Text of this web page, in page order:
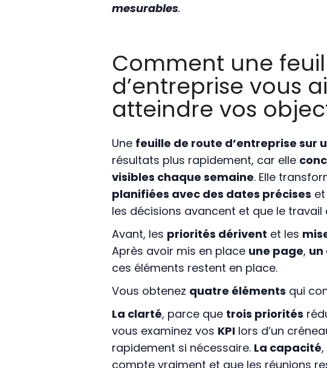
mesurables.
Comment une
d’entreprise vous
atteindre vos
Une feuille de route d’entreprise sur
résultats plus rapidement, car elle
visibles chaque semaine. Elle
planifiées avec des dates précises
les décisions avancent et que le travail
Avant, les priorités dérivent et les
Après avoir mis en place une page, un
ces éléments restent en place.
Vous obtenez quatre éléments qui
La clarté, parce que trois priorités
vous examinez vos KPIlors d’un
rapidement si nécessaire. La capacité
compte vraiment et que les réunions